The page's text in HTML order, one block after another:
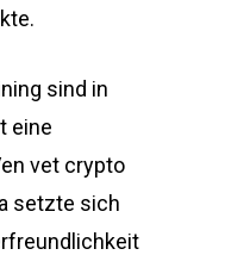
sind in
eine
vet crypto
setzte sich